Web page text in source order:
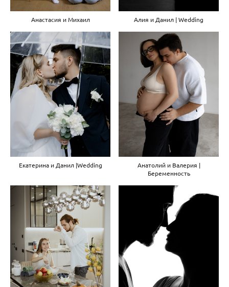
Анастасия и Михаил Алия и Данил | Wedding
Екатерина и Данил |Wedding
Анатолий и Валерия |
Беременность